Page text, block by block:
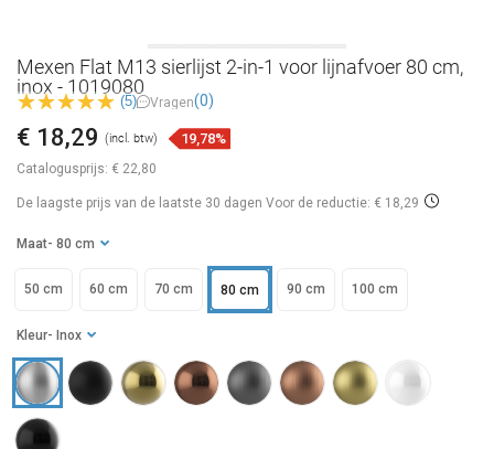
Mexen Flat M13 sierlijst 2-in-1 voor lijnafvoer 80 cm,
inox - 1019080
(5) Vragen(0)
Catalogusprijs: € 22,80
€ 18,29 (incl. btw) 19,78%
De laagste prijs van de laatste 30 dagen Voor de reductie: € 18,29
Maat - 80 cm
50 cm 60 cm 70 cm 80 cm 90 cm 100 cm
Kleur - Inox